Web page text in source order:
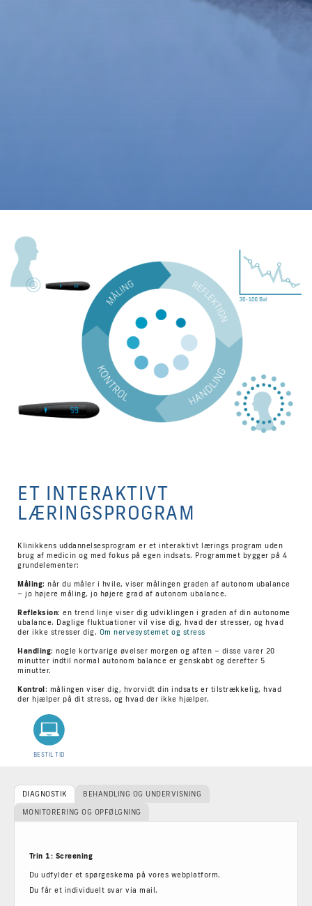
ET INTERAKTIVT
LÆRINGSPROGRAM
Klinikkens uddannelsesprogram er et interaktivt lærings program uden
brug af medicin og med fokus på egen indsats. Programmet bygger på 4
grundelementer:
Måling: når du måler i hvile, viser målingen graden af autonom ubalance
– jo højere måling, jo højere grad af autonom ubalance.
Refleksion: en trend linje viser dig udviklingen i graden af din autonome
ubalance. Daglige fluktuationer vil vise dig, hvad der stresser, og hvad
der ikke stresser dig. Om nervesystemet og stress
Handling: nogle kortvarige øvelser morgen og aften – disse varer 20
minutter indtil normal autonom balance er genskabt og derefter 5
minutter.
Kontrol: målingen viser dig, hvorvidt din indsats er tilstrækkelig, hvad
der hjælper på dit stress, og hvad der ikke hjælper.
BESTIL TID
DIAGNOSTIK
BEHANDLING OG UNDERVISNING
MONITORERING OG OPFØLGNING
Trin 1: Screening
Du udfylder et spørgeskema på vores webplatform.
Du får et individuelt svar via mail.